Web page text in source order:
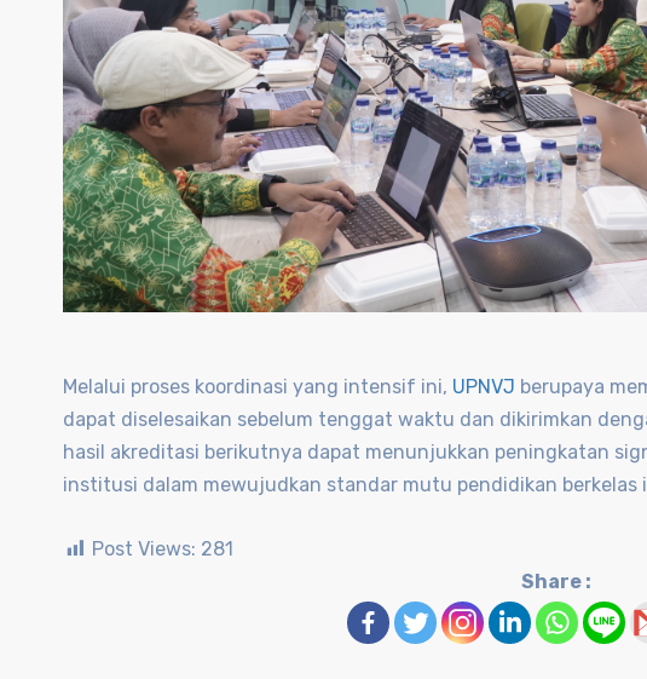
Melalui proses koordinasi yang intensif ini, UPNVJ berupaya
dapat diselesaikan sebelum tenggat waktu dan dikirimkan
hasil akreditasi berikutnya dapat menunjukkan peningkatan
institusi dalam mewujudkan standar mutu pendidikan berkelas
Post Views: 281
Share :